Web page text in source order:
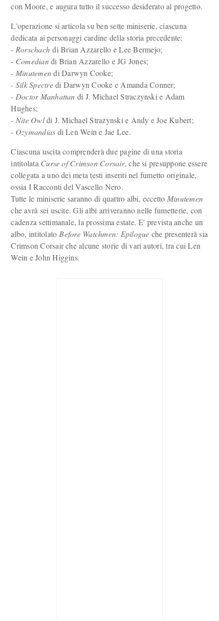
con Moore, e augura tutto il successo desiderato al progetto.
L'operazione si articola su ben sette miniserie, ciascuna
dedicata ai personaggi cardine della storia precedente:
- Rorschach di Brian Azzarello e Lee Bermejo;
- Comediandi Brian Azzarello e JG Jones;
- Minutemendi Darwyn Cooke;
- Silk Spectredi Darwyn Cooke e Amanda Conner;
- Doctor Manhattan di J. Michael Straczynski e Adam
Hughes;
- Nite Owldi J. Michael Strazynski e Andy e Joe Kubert;
- Ozymandias di Len Wein e Jae Lee.
Ciascuna uscita comprenderà due pagine di una storia
intitolata Curse of Crimson Corsair, che si presuppone essere
collegata a uno dei meta testi inseriti nel fumetto originale,
ossia I Racconti del Vascello Nero.
Tutte le miniserie saranno di quattro albi, eccetto Minutemen
che avrà sei uscite. Gli albi arriveranno nelle fumetterie, con
cadenza settimanale, la prossima estate. E' prevista anche un
albo, intitolato Before Watchmen: Epilogue che presenterà sia
Crimson Corsair che alcune storie di vari autori, tra cui Len
Wein e John Higgins.